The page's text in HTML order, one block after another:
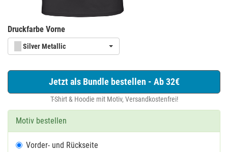
Druckfarbe Vorne
Silver Metallic
Jetzt als Bundle bestellen - Ab 32€
T-Shirt & Hoodie mit Motiv, Versandkostenfrei!
Motiv bestellen
Vorder- und Rückseite